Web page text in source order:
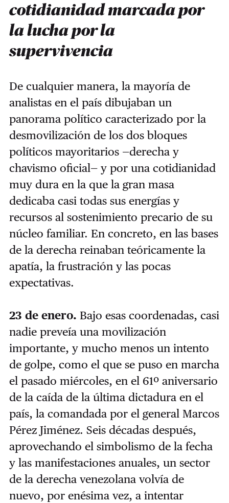
cotidianidad marcada por
la lucha por la
supervivencia
De cualquier manera, la mayoría de
analistas en el país dibujaban un
panorama político caracterizado por la
desmovilización de los dos bloques
políticos mayoritarios —derecha y
chavismo oficial— y por una cotidianidad
muy dura en la que la gran masa
dedicaba casi todas sus energías y
recursos al sostenimiento precario de su
núcleo familiar. En concreto, en las bases
de la derecha reinaban teóricamente la
apatía, la frustración y las pocas
expectativas.
23 de enero. Bajo esas coordenadas, casi
nadie preveía una movilización
importante, y mucho menos un intento
de golpe, como el que se puso en marcha
el pasado miércoles, en el 61º aniversario
de la caída de la última dictadura en el
país, la comandada por el general Marcos
Pérez Jiménez. Seis décadas después,
aprovechando el simbolismo de la fecha
y las manifestaciones anuales, un sector
de la derecha venezolana volvía de
nuevo, por enésima vez, a intentar